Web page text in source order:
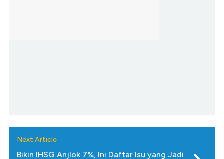
Next Article
Bikin IHSG Anjlok 7%, Ini Daftar Isu yang Jadi